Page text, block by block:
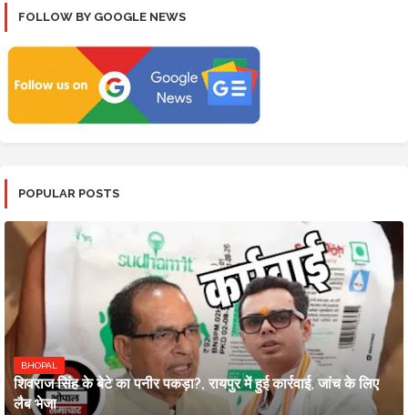
FOLLOW BY GOOGLE NEWS
POPULAR POSTS
BHOPAL
शिवराज सिंह के बेटे का पनीर पकड़ा?, रायपुर में हुई कार्रवाई, जांच के लिए
लैब भेजा